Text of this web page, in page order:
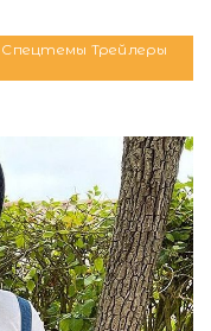
Спецтемы Трейлеры